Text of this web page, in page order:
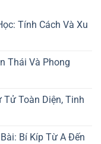
Tính Cách Và Xu
Thái Và Phong
Tử Toàn Diện, Tinh
Bí Kíp Từ A Đến